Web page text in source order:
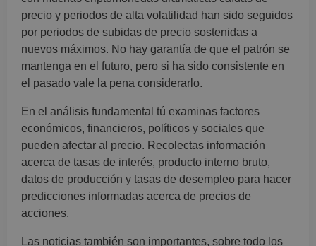
precio y periodos de alta volatilidad han sido seguidos
por periodos de subidas de precio sostenidas a
nuevos máximos. No hay garantía de que el patrón se
mantenga en el futuro, pero si ha sido consistente en
el pasado vale la pena considerarlo.
En el análisis fundamental tú examinas factores
económicos, financieros, políticos y sociales que
pueden afectar al precio. Recolectas información
acerca de tasas de interés, producto interno bruto,
datos de producción y tasas de desempleo para hacer
predicciones informadas acerca de precios de
acciones.
Las noticias también son importantes, sobre todo los